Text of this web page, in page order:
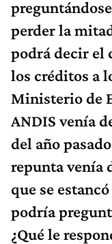
perder la
podrá decir el
los créditos a
Ministerio de
ANDIS venía
del año
repunta venía
que se
podría
¿Qué le